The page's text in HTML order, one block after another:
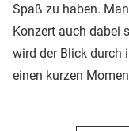
Spaß zu haben.
Konzert auch dabei
wird der Blick durch
einen kurzen